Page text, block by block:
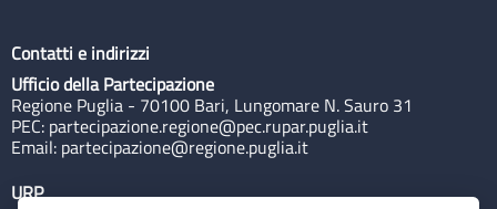
Contatti e indirizzi
Ufficio della Partecipazione
Regione Puglia - 70100 Bari, Lungomare N. Sauro 31
PEC: partecipazione.regione@pec.rupar.puglia.it
Email: partecipazione@regione.puglia.it
URP